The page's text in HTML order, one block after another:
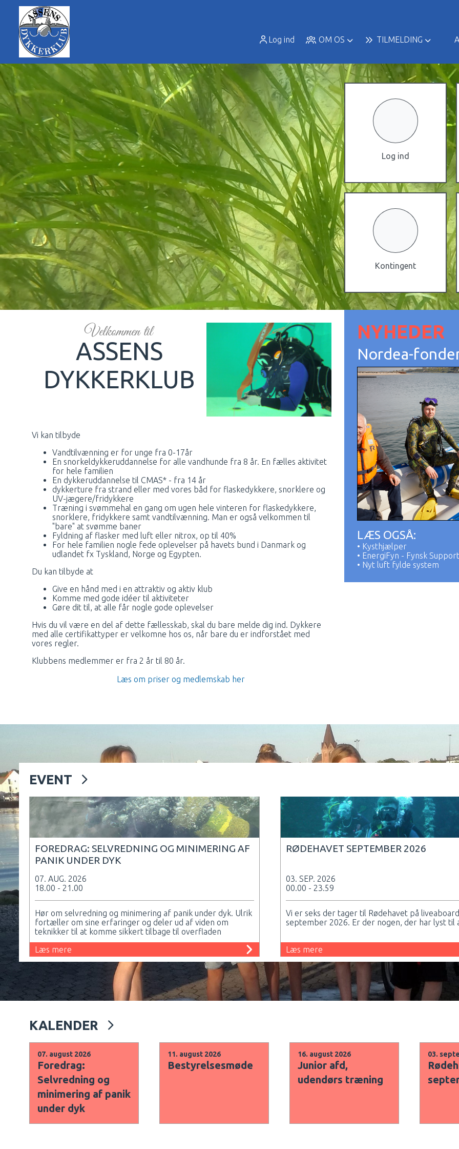
Log ind OM OS TILMELDING
Log ind
Kontingent
ASSENS
DYKKERKLUB
Vi kan tilbyde
Vandtilvænning er for unge fra 0-17år
En snorkeldykkeruddannelse for alle vandhunde fra 8 år. En fælles aktivitet
for hele familien
En dykkeruddannelse til CMAS* - fra 14 år
dykkerture fra strand eller med vores båd for flaskedykkere, snorklere og
UV-jægere/fridykkere
Træning i svømmehal en gang om ugen hele vinteren for flaskedykkere,
snorklere, fridykkere samt vandtilvænning. Man er også velkommen til
"bare" at svømme baner
Fyldning af flasker med luft eller nitrox, op til 40%
For hele familien nogle fede oplevelser på havets bund i Danmark og
udlandet fx Tyskland, Norge og Egypten.
Du kan tilbyde at
Give en hånd med i en attraktiv og aktiv klub
Komme med gode idéer til aktiviteter
Gøre dit til, at alle får nogle gode oplevelser
Hvis du vil være en del af dette fællesskab, skal du bare melde dig ind. Dykkere
med alle certifikattyper er velkomne hos os, når bare du er indforstået med
vores regler.
Klubbens medlemmer er fra 2 år til 80 år.
Læs om priser og medlemskab her
NYHEDER
Nordea-
LÆS OGSÅ:
• Kysthjælper
• EnergiFyn - Fynsk Support
• Nyt luft fylde system
EVENT
FOREDRAG: SELVREDNING OG MINIMERING AF
PANIK UNDER DYK
07. AUG. 2026
18.00 - 21.00
Hør om selvredning og minimering af panik under dyk. Ulrik
fortæller om sine erfaringer og deler ud af viden om
teknikker til at komme sikkert tilbage til overfladen
Læs mere
RØDEHAVET SEPTEMBER 2026
03. SEP. 2026
00.00 - 23.59
Vi er seks der tager til Rødehavet på
september 2026. Er der nogen, der har lyst til
Læs mere
Nordea-fonden var forbi med fotograf
KALENDER
07. august 2026
Foredrag:
Selvredning og
minimering af panik
under dyk
11. august 2026
Bestyrelsesmøde
16. august 2026
Junior afd,
udendørs træning
03.